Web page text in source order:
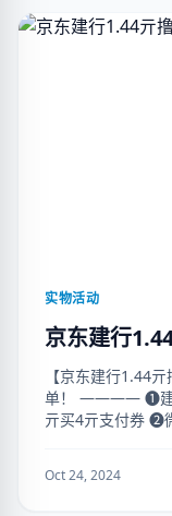
实物活动
京东建行
【京东建行1.44
单！ ———— ❶建行
亓买4亓支付券 ❷
Oct 24, 2024